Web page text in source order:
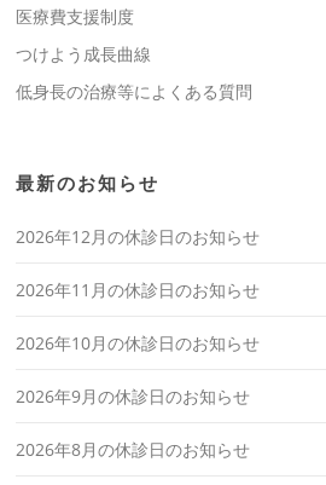
医療費支援制度
つけよう成長曲線
低身長の治療等によくある質問
最新のお知らせ
2026年12月の休診日のお知らせ
2026年11月の休診日のお知らせ
2026年10月の休診日のお知らせ
2026年9月の休診日のお知らせ
2026年8月の休診日のお知らせ